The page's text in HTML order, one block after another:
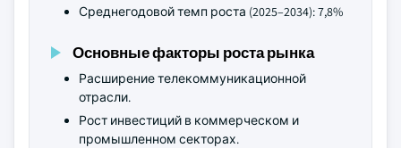
Среднегодовой темп роста (2025–2034): 7,8%
Основные факторы роста рынка
Расширение телекоммуникационной
отрасли.
Рост инвестиций в коммерческом и
промышленном секторах.